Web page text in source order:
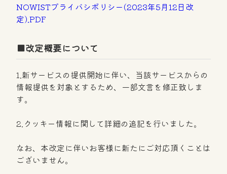
NOWISTプライバシポリシー(2023年5月12日改
定).PDF
■改定概要について
1.新サービスの提供開始に伴い、当該サービスからの
情報提供を対象とするため、一部文言を修正致しま
す。
2.クッキー情報に関して詳細の追記を行いました。
なお、本改定に伴いお客様に新たにご対応頂くことは
ございません。